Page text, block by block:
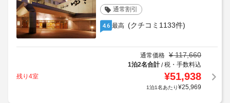
通常割引
4.6 最高 (クチコミ1133件)
通常価格 ¥ 117,660
1泊2名合計/税・手数料込
残り4室
¥51,938
1泊1名あたり¥25,969